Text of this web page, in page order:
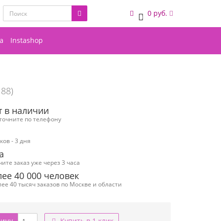
0 0 руб.
Instashop
в наличии
по телефону
- 3 дня
заказ уже через 3 часа
40 000 человек
40 тысяч заказов по Москве и области